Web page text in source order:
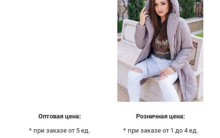
Оптовая цена:
* при заказе от 5 ед.
Розничная цена:
* при заказе от 1 до 4 ед.